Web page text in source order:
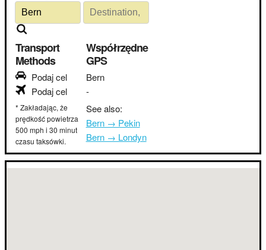
Transport
Methods
Podaj cel
Podaj cel
* Zakładając, że
prędkość powietrza
500 mph i 30 minut
czasu taksówki.
Współrzędne
GPS
Bern
-
See also:
Bern → Pekin
Bern → Londyn